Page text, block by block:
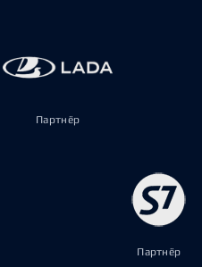
Партнёр
Партнёр